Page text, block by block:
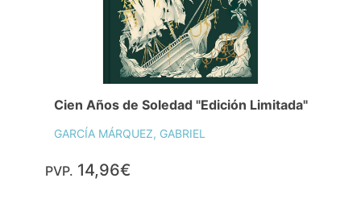
Cien Años de Soledad "Edición Limitada"
GARCÍA MÁRQUEZ, GABRIEL
PVP. 14,96€